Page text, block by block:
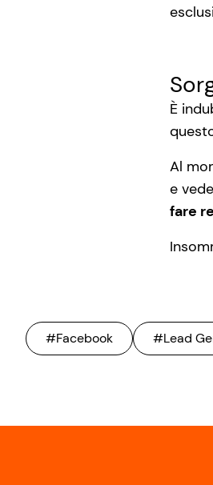
È
Al
e
fare
#Facebook #Lead